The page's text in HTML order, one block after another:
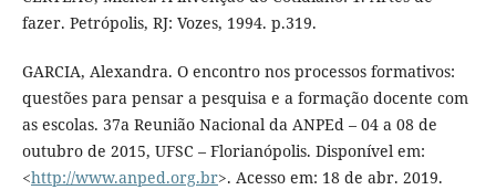
fazer. Petrópolis, RJ: Vozes, 1994. p.319.
GARCIA, Alexandra. O encontro nos processos formativos:
questões para pensar a pesquisa e a formação docente com
as escolas. 37a Reunião Nacional da ANPEd – 04 a 08 de
outubro de 2015, UFSC – Florianópolis. Disponível em:
<http://www.anped.org.br>. Acesso em: 18 de abr. 2019.